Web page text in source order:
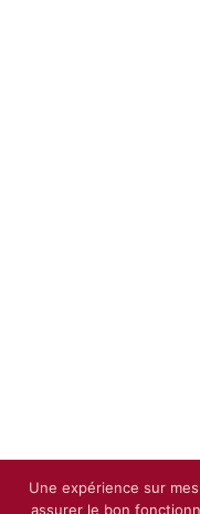
Une expérience sur
assurer le bon